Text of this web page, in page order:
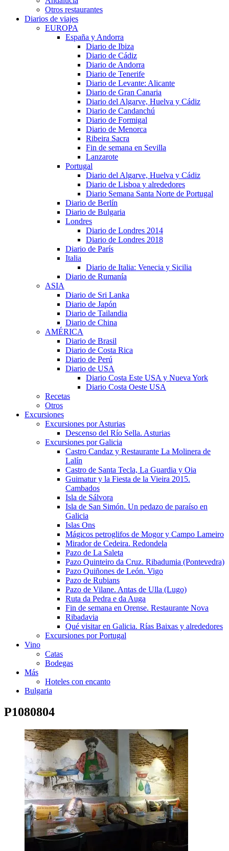
Otros restaurantes
Diarios de viajes
EUROPA
España y Andorra
Diario de Ibiza
Diario de Cádiz
Diario de Andorra
Diario de Tenerife
Diario de Levante: Alicante
Diario de Gran Canaria
Diario del Algarve, Huelva y Cádiz
Diario de Candanchú
Diario de Formigal
Diario de Menorca
Ribeira Sacra
Fin de semana en Sevilla
Lanzarote
Portugal
Diario del Algarve, Huelva y Cádiz
Diario de Lisboa y alrededores
Diario Semana Santa Norte de Portugal
Diario de Berlín
Diario de Bulgaria
Londres
Diario de Londres 2014
Diario de Londres 2018
Diario de París
Italia
Diario de Italia: Venecia y Sicilia
Diario de Rumanía
ASIA
Diario de Sri Lanka
Diario de Japón
Diario de Tailandia
Diario de China
AMÉRICA
Diario de Brasil
Diario de Costa Rica
Diario de Perú
Diario de USA
Diario Costa Este USA y Nueva York
Diario Costa Oeste USA
Recetas
Otros
Excursiones
Excursiones por Asturias
Descenso del Río Sella. Asturias
Excursiones por Galicia
Castro Candaz y Restaurante La Molinera de
Lalín
Castro de Santa Tecla, La Guardia y Oia
Guimatur y la Fiesta de la Vieira 2015.
Cambados
Isla de Sálvora
Isla de San Simón. Un pedazo de paraíso en
Galicia
Islas Ons
Mágicos petroglifos de Mogor y Campo Lameiro
Mirador de Cedeira. Redondela
Pazo de La Saleta
Pazo Quinteiro da Cruz. Ribadumia (Pontevedra)
Pazo Quiñones de León. Vigo
Pazo de Rubians
Pazo de Vilane. Antas de Ulla (Lugo)
Ruta da Pedra e da Auga
Fin de semana en Orense. Restaurante Nova
Ribadavia
Qué visitar en Galicia. Rías Baixas y alrededores
Excursiones por Portugal
Vino
Catas
Bodegas
Más
Hoteles con encanto
Bulgaria
P1080804